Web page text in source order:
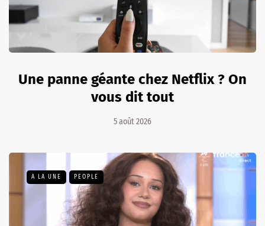
Une panne géante chez Netflix ? On
vous dit tout
5 août 2026
A LA UNE PEOPLE